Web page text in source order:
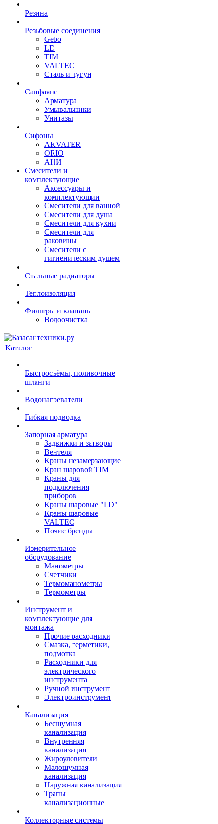
Резина
Резьбовые соединения
Gebo
LD
TIM
VALTEC
Сталь и чугун
Санфаянс
Арматура
Умывальники
Унитазы
Сифоны
AKVATER
ORIO
АНИ
Смесители и
комплектующие
Аксессуары и
комплектующии
Смесители для ванной
Смесители для душа
Смесители для кухни
Смесители для
раковины
Смесители с
гигиеническим душем
Стальные радиаторы
Теплоизоляция
Фильтры и клапаны
Водоочистка
Каталог
Быстросъёмы, поливочные
шланги
Водонагреватели
Гибкая подводка
Запорная арматура
Задвижки и затворы
Вентеля
Краны незамерзающие
Кран шаровой TIM
Краны для
подключения
приборов
Краны шаровые "LD"
Краны шаровые
VALTEC
Почие бренды
Измерительное
оборудование
Манометры
Счетчики
Термоманометры
Термометры
Инструмент и
комплектующие для
монтажа
Прочие расходники
Смазка, герметики,
подмотка
Расходники для
электрического
инструмента
Ручной инструмент
Электроинструмент
Канализация
Бесшумная
канализация
Внутренняя
канализация
Жироуловители
Малошумная
канализация
Наружная канализация
Трапы
канализационные
Коллекторные системы